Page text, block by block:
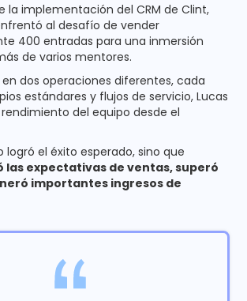
la implementación del CRM de Clint,
al desafío de vender
400 entradas para una inmersión
de varios mentores.
en dos operaciones diferentes, cada
estándares y flujos de servicio, Lucas
del equipo desde el
logró el éxito esperado, sino que
las expectativas de ventas, superó
importantes ingresos de